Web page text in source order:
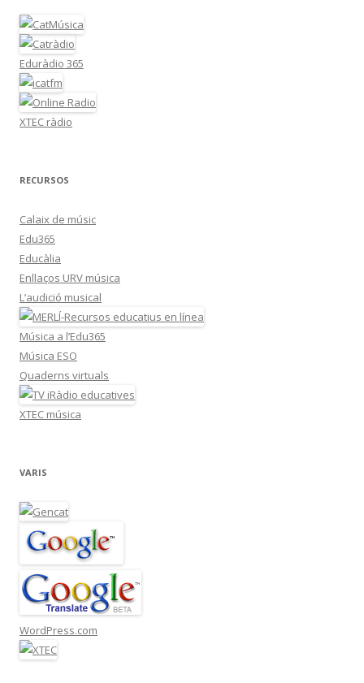
Eduràdio 365
XTEC ràdio
RECURSOS
Calaix de músic
Edu365
Educàlia
Enllaços URV música
L’audició musical
Música a l’Edu365
Música ESO
Quaderns virtuals
XTEC música
VARIS
WordPress.com